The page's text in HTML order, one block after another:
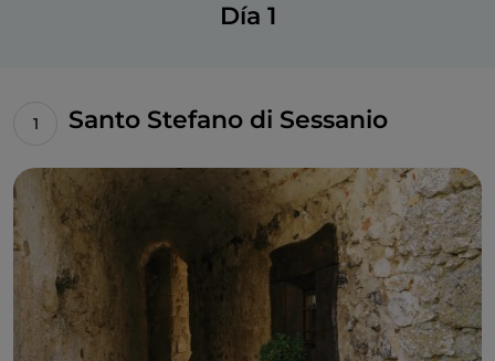
Día 1
Santo Stefano di Sessanio